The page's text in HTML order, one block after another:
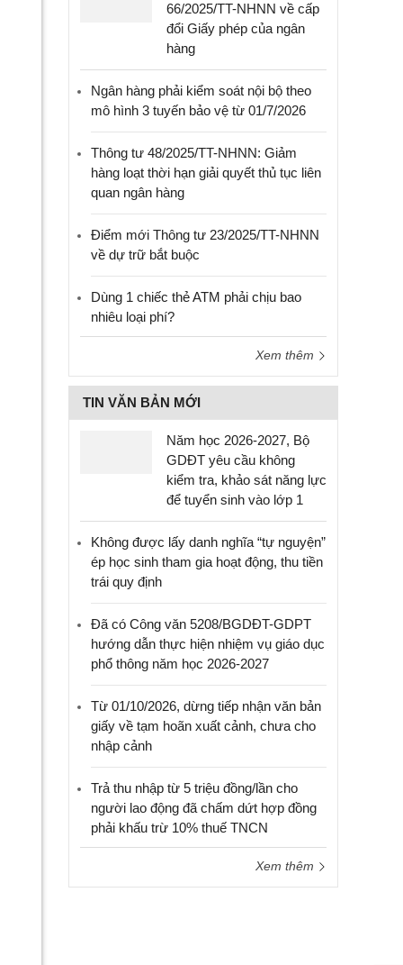
66/2025/TT-NHNN về cấp
đổi Giấy phép của ngân
hàng
Ngân hàng phải kiểm soát nội bộ theo
mô hình 3 tuyến bảo vệ từ 01/7/2026
Thông tư 48/2025/TT-NHNN: Giảm
hàng loạt thời hạn giải quyết thủ tục liên
quan ngân hàng
Điểm mới Thông tư 23/2025/TT-NHNN
về dự trữ bắt buộc
Dùng 1 chiếc thẻ ATM phải chịu bao
nhiêu loại phí?
Xem thêm
TIN VĂN BẢN MỚI
Năm học 2026-2027, Bộ
GDĐT yêu cầu không
kiểm tra, khảo sát năng lực
để tuyển sinh vào lớp 1
Không được lấy danh nghĩa “tự nguyện”
ép học sinh tham gia hoạt động, thu tiền
trái quy định
Đã có Công văn 5208/BGDĐT-GDPT
hướng dẫn thực hiện nhiệm vụ giáo dục
phổ thông năm học 2026-2027
Từ 01/10/2026, dừng tiếp nhận văn bản
giấy về tạm hoãn xuất cảnh, chưa cho
nhập cảnh
Trả thu nhập từ 5 triệu đồng/lần cho
người lao động đã chấm dứt hợp đồng
phải khấu trừ 10% thuế TNCN
Xem thêm